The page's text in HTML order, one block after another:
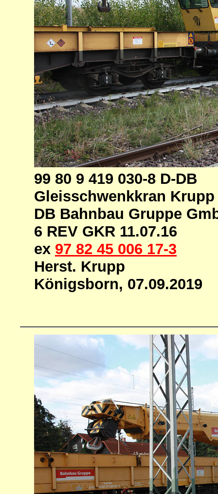
99 80 9 419 030-8 D-DB
Gleisschwenkkran Krupp
DB Bahnbau Gruppe
6 REV GKR 11.07.16
ex 97 82 45 006 17-3
Herst. Krupp
Königsborn, 07.09.2019